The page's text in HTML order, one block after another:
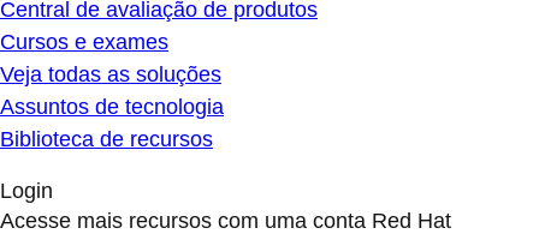
Central de avaliação de produtos
Cursos e exames
Veja todas as soluções
Assuntos de tecnologia
Biblioteca de recursos
Login
Acesse mais recursos com uma conta Red Hat